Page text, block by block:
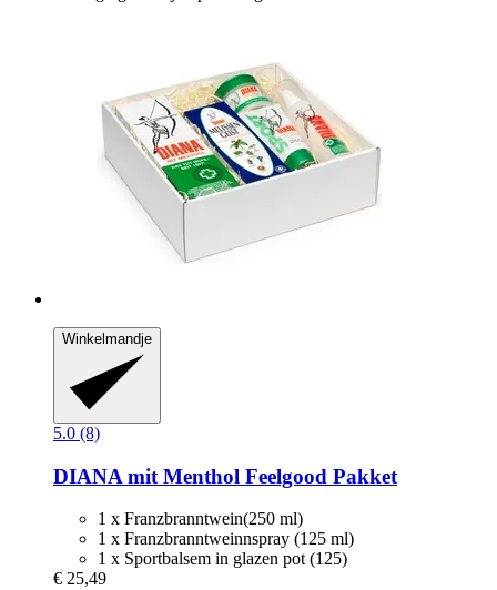
Winkelmandje
5.0 (8)
DIANA mit Menthol Feelgood Pakket
1 x Franzbranntwein(250 ml)
1 x Franzbranntweinnspray (125 ml)
1 x Sportbalsem in glazen pot (125)
€ 25,49